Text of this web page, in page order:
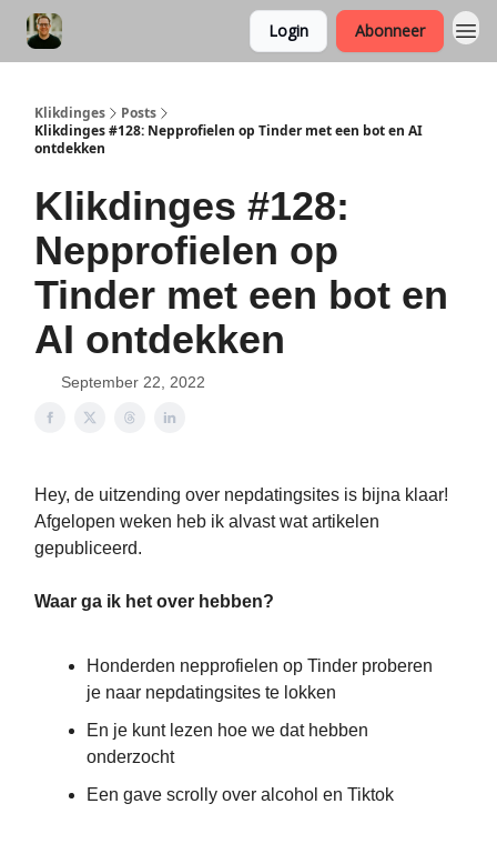
Login Abonneer
Klikdinges
Posts
Klikdinges #128: Nepprofielen op Tinder met een bot en AI
ontdekken
Klikdinges #128:
Nepprofielen op
Tinder met een bot en
AI ontdekken
September 22, 2022
Hey, de uitzending over nepdatingsites is bijna klaar!
Afgelopen weken heb ik alvast wat artikelen
gepubliceerd.
Waar ga ik het over hebben?
Honderden nepprofielen op Tinder proberen
je naar nepdatingsites te lokken
En je kunt lezen hoe we dat hebben
onderzocht
Een gave scrolly over alcohol en Tiktok